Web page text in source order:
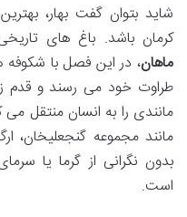
شاید بتوان گفت بهار،
کرمان باشد. باغ های
ماهان، در این فصل با شکوفه
طراوت خود می رسند و
مانندی را به انسان منتقل می
مانند مجموعه گنجعلیخان،
بدون نگرانی از گرما یا
است.